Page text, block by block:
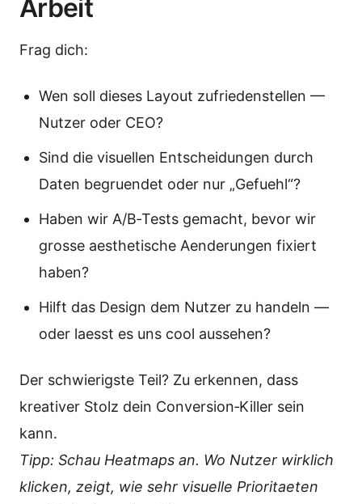
Arbeit
Frag dich:
Wen soll dieses Layout zufriedenstellen —
Nutzer oder CEO?
Sind die visuellen Entscheidungen durch
Daten begruendet oder nur „Gefuehl“?
Haben wir A/B‑Tests gemacht, bevor wir
grosse aesthetische Aenderungen fixiert
haben?
Hilft das Design dem Nutzer zu handeln —
oder laesst es uns cool aussehen?
Der schwierigste Teil? Zu erkennen, dass
kreativer Stolz dein Conversion‑Killer sein
kann.
Tipp: Schau Heatmaps an. Wo Nutzer wirklich
klicken, zeigt, wie sehr visuelle Prioritaeten